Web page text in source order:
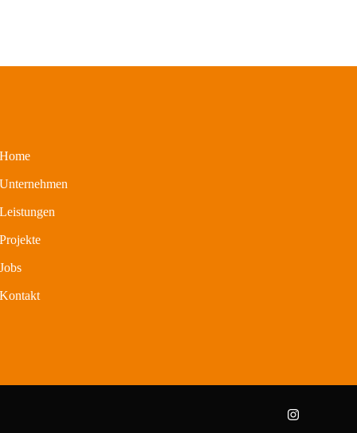
Home
Unternehmen
Leistungen
Projekte
Jobs
Kontakt